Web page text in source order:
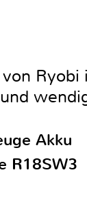
Akku
R18SW3